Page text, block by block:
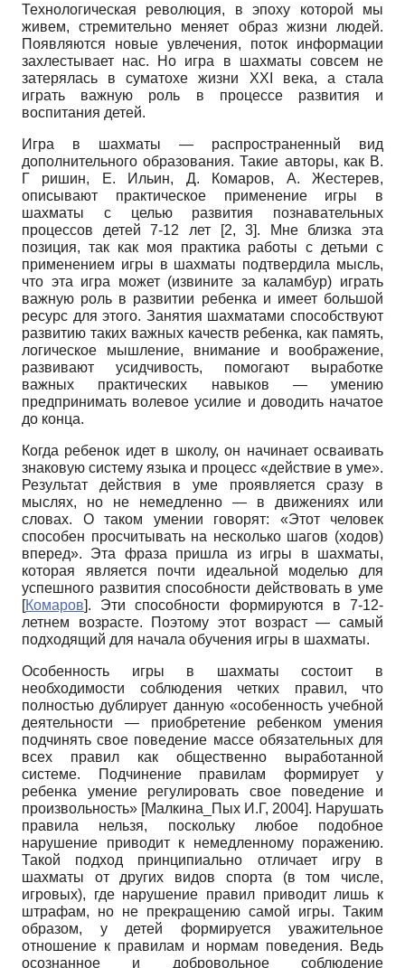
Технологическая революция, в эпоху которой мы
живем, стремительно меняет образ жизни людей.
Появляются новые увлечения, поток информации
захлестывает нас. Но игра в шахматы совсем не
затерялась в суматохе жизни XXI века, а стала
играть важную роль в процессе развития и
воспитания детей.
Игра в шахматы — распространенный вид
дополнительного образования. Такие авторы, как В.
Г ришин, Е. Ильин, Д. Комаров, А. Жестерев,
описывают практическое применение игры в
шахматы с целью развития познавательных
процессов детей 7-12 лет [2, 3]. Мне близка эта
позиция, так как моя практика работы с детьми с
применением игры в шахматы подтвердила мысль,
что эта игра может (извините за каламбур) играть
важную роль в развитии ребенка и имеет большой
ресурс для этого. Занятия шахматами способствуют
развитию таких важных качеств ребенка, как память,
логическое мышление, внимание и воображение,
развивают усидчивость, помогают выработке
важных практических навыков — умению
предпринимать волевое усилие и доводить начатое
до конца.
Когда ребенок идет в школу, он начинает осваивать
знаковую систему языка и процесс «действие в уме».
Результат действия в уме проявляется сразу в
мыслях, но не немедленно — в движениях или
словах. О таком умении говорят: «Этот человек
способен просчитывать на несколько шагов (ходов)
вперед». Эта фраза пришла из игры в шахматы,
которая является почти идеальной моделью для
успешного развития способности действовать в уме
[Комаров]. Эти способности формируются в 7-12-
летнем возрасте. Поэтому этот возраст — самый
подходящий для начала обучения игры в шахматы.
Особенность игры в шахматы состоит в
необходимости соблюдения четких правил, что
полностью дублирует данную «особенность учебной
деятельности — приобретение ребенком умения
подчинять свое поведение массе обязательных для
всех правил как общественно выработанной
системе. Подчинение правилам формирует у
ребенка умение регулировать свое поведение и
произвольность» [Малкина_Пых И.Г, 2004]. Нарушать
правила нельзя, поскольку любое подобное
нарушение приводит к немедленному поражению.
Такой подход принципиально отличает игру в
шахматы от других видов спорта (в том числе,
игровых), где нарушение правил приводит лишь к
штрафам, но не прекращению самой игры. Таким
образом, у детей формируется уважительное
отношение к правилам и нормам поведения. Ведь
осознанное и добровольное соблюдение